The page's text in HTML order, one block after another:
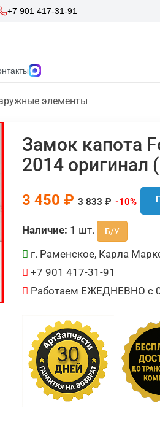
элементы
Замок капота
2014 оригинал
3 450 ₽ 3 833 ₽ -10%
Наличие: 1 шт. Б/У
г. Раменское, Карла
+7 901 417-31-91
Работаем ЕЖЕДНЕВНО с